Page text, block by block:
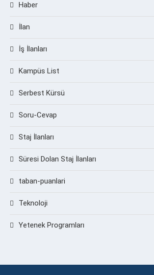
Haber
İlan
İş İlanları
Kampüs List
Serbest Kürsü
Soru-Cevap
Staj İlanları
Süresi Dolan Staj İlanları
taban-puanlari
Teknoloji
Yetenek Programları